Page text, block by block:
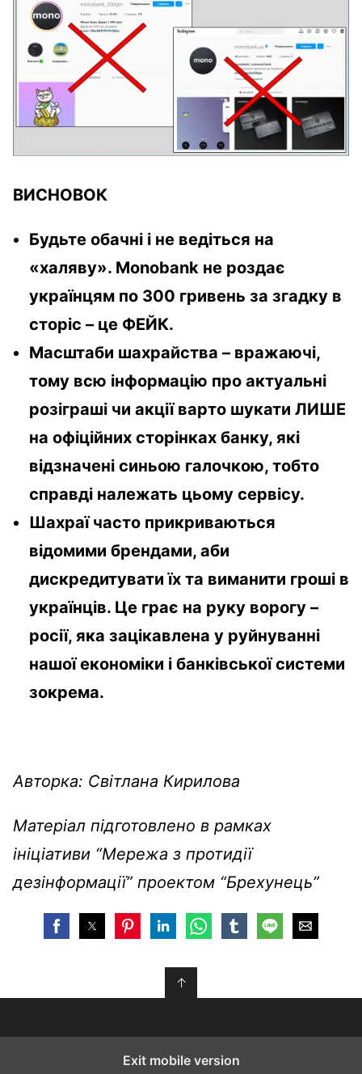
ВИСНОВОК
Будьте обачні і не ведіться на
«халяву». Monobank не роздає
українцям по 300 гривень за згадку в
сторіс – це ФЕЙК.
Масштаби шахрайства – вражаючі,
тому всю інформацію про актуальні
розіграші чи акції варто шукати ЛИШЕ
на офіційних сторінках банку, які
відзначені синьою галочкою, тобто
справді належать цьому сервісу.
Шахраї часто прикриваються
відомими брендами, аби
дискредитувати їх та виманити гроші в
українців. Це грає на руку ворогу –
росії, яка зацікавлена у руйнуванні
нашої економіки і банківської системи
зокрема.
Авторка: Світлана Кирилова
Матеріал підготовлено в рамках
ініціативи “Мережа з протидії
дезінформації” проектом “Брехунець”
↑
Exit mobile version